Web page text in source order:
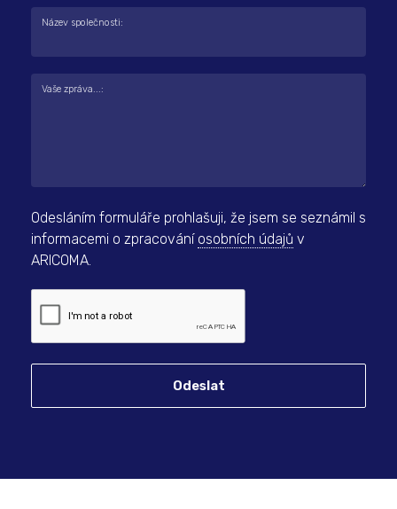
Název společnosti:
Vaše zpráva...:
Odesláním formuláře prohlašuji, že jsem se seznámil s
informacemi o zpracování osobních údajů v
ARICOMA.
Odeslat